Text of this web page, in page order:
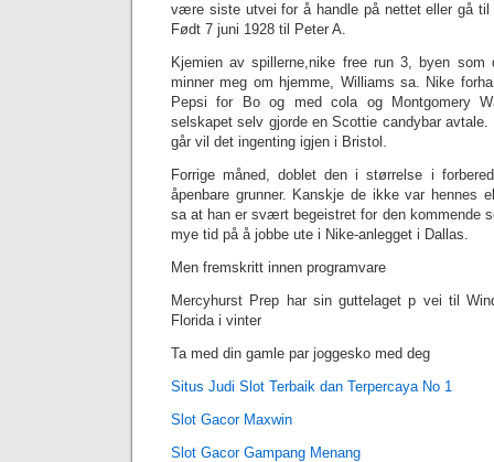
være siste utvei for å handle på nettet eller gå
Født 7 juni 1928 til Peter A.
Kjemien av spillerne,‎nike free run 3, byen
minner meg om hjemme, Williams sa. Nike
Pepsi for Bo og med cola og Montgomery
selskapet selv gjorde en Scottie candybar
går vil det ingenting igjen i Bristol.
Forrige måned, doblet den i størrelse i
åpenbare grunner. Kanskje de ikke var hennes
sa at han er svært begeistret for den kommende
mye tid på å jobbe ute i Nike-anlegget i Dallas.
Men fremskritt innen programvare
Mercyhurst Prep har sin guttelaget p vei til
Florida i vinter
Ta med din gamle par joggesko med deg
Situs Judi Slot Terbaik dan Terpercaya No 1
Slot Gacor Maxwin
Slot Gacor Gampang Menang